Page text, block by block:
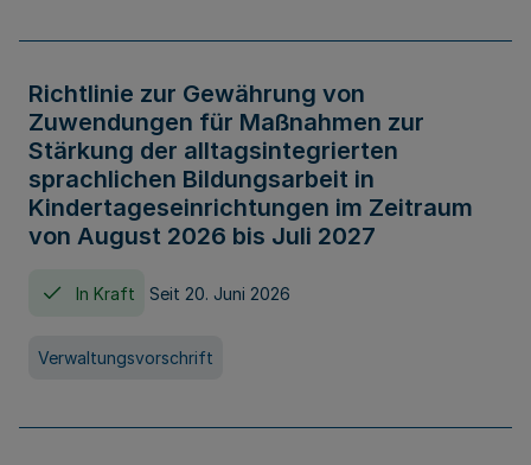
Richtlinie zur Gewährung von
Zuwendungen für Maßnahmen zur
Stärkung der alltagsintegrierten
sprachlichen Bildungsarbeit in
Kindertageseinrichtungen im Zeitraum
von August 2026 bis Juli 2027
In Kraft Seit 20. Juni 2026
Verwaltungsvorschrift